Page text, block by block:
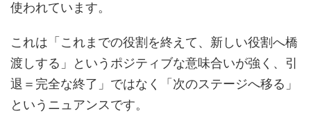
使われています。
これは「これまでの役割を終えて、新しい役割へ橋
渡しする」というポジティブな意味合いが強く、引
退＝完全な終了」ではなく「次のステージへ移る」
というニュアンスです。